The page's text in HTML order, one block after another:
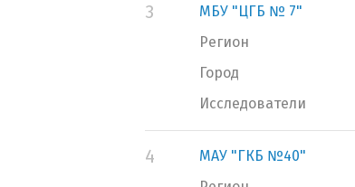
3
МБУ "ЦГБ № 7"
Регион
Город
Исследователи
4
МАУ "ГКБ №40"